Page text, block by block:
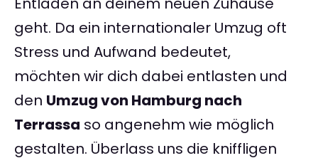
geht. Da ein internationaler Umzug oft
Stress und Aufwand bedeutet,
möchten wir dich dabei entlasten und
den Umzug von Hamburg nach
Terrassa so angenehm wie möglich
gestalten. Überlass uns die kniffligen